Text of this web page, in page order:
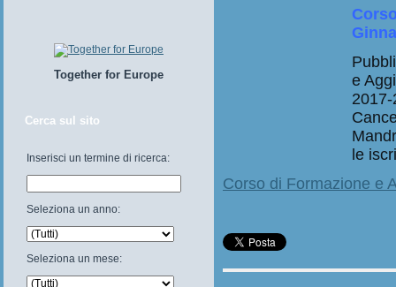
Together for Europe
Cerca sul sito
Inserisci un termine di ricerca:
Seleziona un anno:
Seleziona un mese:
e
le
Corso di Formazione e